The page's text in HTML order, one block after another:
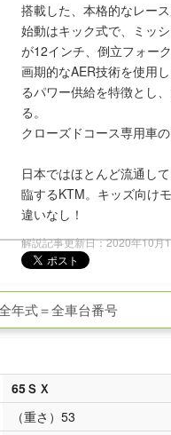
搭載した、本格的なレー
始動はキック式で、ミッ
が12インチ、倒立フォー
画期的なAER技術を使用
るパワー供給を特徴とし
る。
クローズドコース専用車
日本ではほとんど流通し
臨するKTM。キッズ向け
違いなし！
解説記事更新日：2020年10月
65ＳＸ
（重さ）53